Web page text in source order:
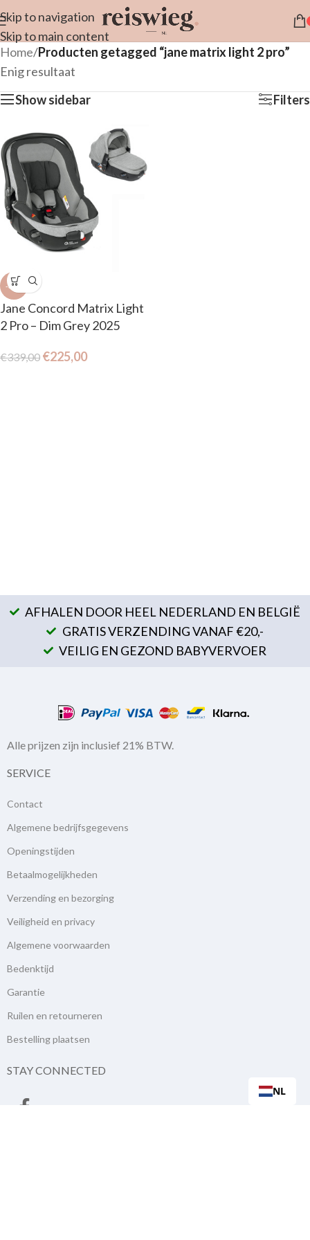
Skip to navigation
Skip to main content
Home/Producten getagged “jane matrix light 2 pro”
Enig resultaat
Show sidebar
Filters
-34%
Jane Concord Matrix Light
2 Pro – Dim Grey 2025
€339,00 €225,00
AFHALEN DOOR HEEL NEDERLAND EN BELGIË
GRATIS VERZENDING VANAF €20,-
VEILIG EN GEZOND BABYVERVOER
Alle prijzen zijn inclusief 21% BTW.
SERVICE
Contact
Algemene bedrijfsgegevens
Openingstijden
Betaalmogelijkheden
Verzending en bezorging
Veiligheid en privacy
Algemene voorwaarden
Bedenktijd
Garantie
Ruilen en retourneren
Bestelling plaatsen
STAY CONNECTED
NL